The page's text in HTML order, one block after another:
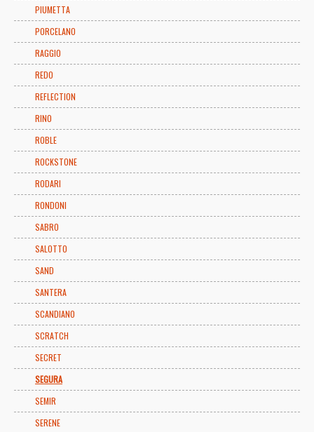
PIUMETTA
PORCELANO
RAGGIO
REDO
REFLECTION
RINO
ROBLE
ROCKSTONE
RODARI
RONDONI
SABRO
SALOTTO
SAND
SANTERA
SCANDIANO
SCRATCH
SECRET
SEGURA
SEMIR
SERENE